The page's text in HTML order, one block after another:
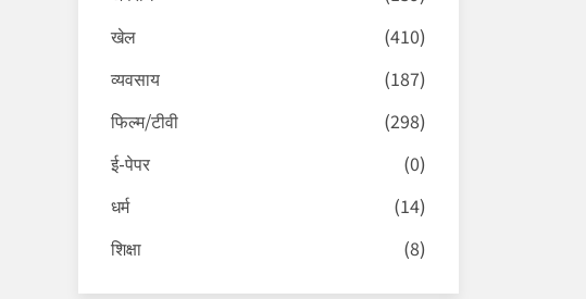
खेल
(410)
व्यवसाय
(187)
फिल्म/टीवी
(298)
ई-पेपर
(0)
धर्म
(14)
शिक्षा
(8)